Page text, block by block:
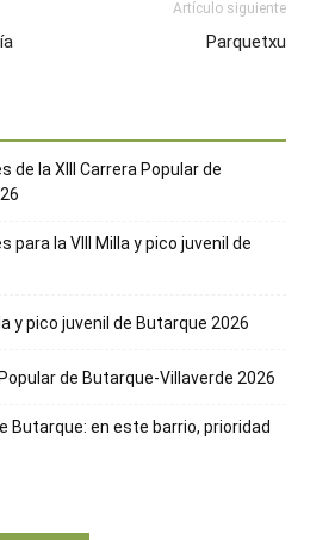
Artículo siguiente
Parquetxu
de la XIII Carrera Popular de
la VIII Milla y pico juvenil de
y pico juvenil de Butarque 2026
de Butarque-Villaverde 2026
Butarque: en este barrio, prioridad